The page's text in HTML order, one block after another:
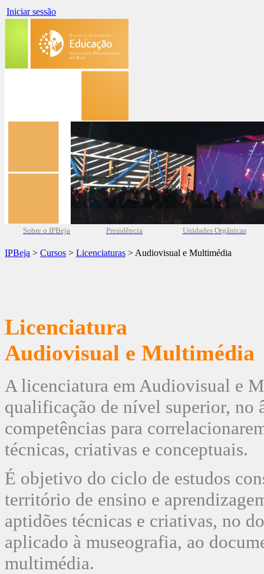
Iniciar sessão
Sobre o IPBeja Presidência Unidades Orgânicas
IPBeja > Cursos > Licenciaturas > Audiovisual e Multimédia
Licenciatura
Audiovisual e Multimédia
A licenciatura em Audiovisual e
qualificação de nível superior,
competências para
técnicas, criativas e conceptuais.
É objetivo do ciclo de estudos
território de ensino e
aptidões técnicas e criativas, no
aplicado à museografia, ao
multimédia.